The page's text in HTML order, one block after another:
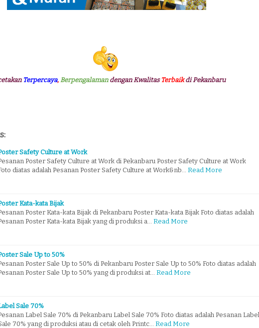
Terpercaya, Berpengalamandengan Kwalitas Terbaik di Pekanbaru
Safety Culture at Work
Poster Safety Culture at Work di Pekanbaru Poster Safety Culture at Work
diatas adalah Pesanan Poster Safety Culture at Work&nb…
Read More
Kata-kata Bijak
Poster Kata-kata Bijak di Pekanbaru Poster Kata-kata Bijak Foto diatas adalah
Poster Kata-kata Bijak yang di produksi a…
Read More
Sale Up to 50%
Poster Sale Up to 50% di Pekanbaru Poster Sale Up to 50% Foto diatas adalah
Poster Sale Up to 50% yang di produksi at…
Read More
Sale 70%
Label Sale 70% di Pekanbaru Label Sale 70% Foto diatas adalah Pesanan Label
70% yang di produksi atau di cetak oleh Printc…
Read More